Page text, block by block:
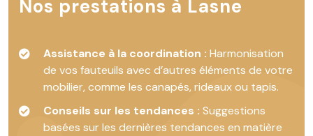
Nos prestations à Lasne
Assistance à la coordination : Harmonisation
de vos fauteuils avec d’autres éléments de votre
mobilier, comme les canapés, rideaux ou tapis.
Conseils sur les tendances : Suggestions
basées sur les dernières tendances en matière